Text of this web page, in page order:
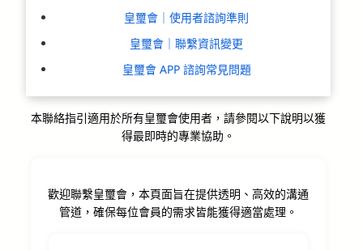
皇璽會｜使用者諮詢準則
皇璽會｜聯繫資訊變更
皇璽會 APP 諮詢常見問題
本聯絡指引適用於所有皇璽會使用者，請參閱以下說明以獲
得最即時的專業協助。
歡迎聯繫皇璽會，本頁面旨在提供透明、高效的溝通
管道，確保每位會員的需求皆能獲得適當處理。